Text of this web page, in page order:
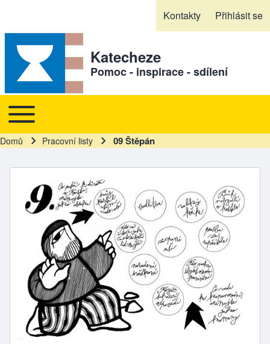
Kontakty Přihlásit se
Katecheze
Pomoc - inspirace - sdílení
Hlavní navigace
Toggle main menu
Drobečková navigace
Domů Pracovní listy 09 Štěpán